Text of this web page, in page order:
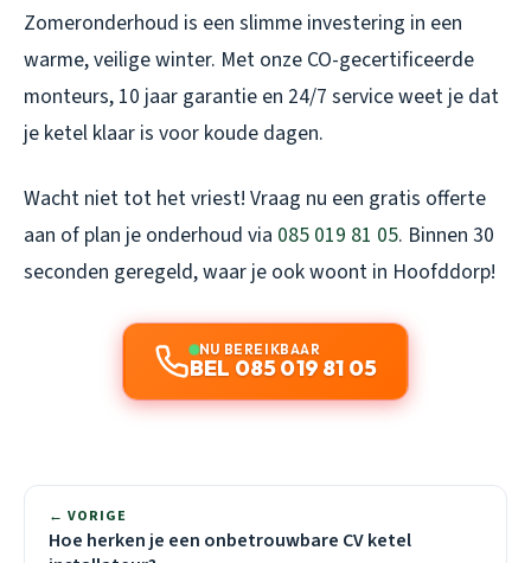
Zomeronderhoud is een slimme investering in een
warme, veilige winter. Met onze CO-gecertificeerde
monteurs, 10 jaar garantie en 24/7 service weet je dat
je ketel klaar is voor koude dagen.
Wacht niet tot het vriest! Vraag nu een gratis offerte
aan of plan je onderhoud via 085 019 81 05. Binnen 30
seconden geregeld, waar je ook woont in Hoofddorp!
NU BEREIKBAAR
BEL 085 019 81 05
← VORIGE
Hoe herken je een onbetrouwbare CV ketel